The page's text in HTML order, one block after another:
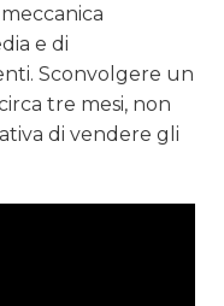
e di
Sconvolgere un
tre mesi, non
di vendere gli